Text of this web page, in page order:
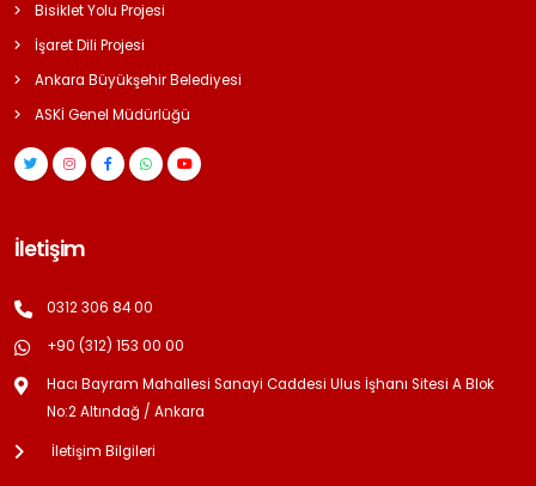
Bisiklet Yolu Projesi
İşaret Dili Projesi
Ankara Büyükşehir Belediyesi
ASKİ Genel Müdürlüğü
İletişim
0312 306 84 00
+90 (312) 153 00 00
Hacı Bayram Mahallesi Sanayi Caddesi Ulus İşhanı Sitesi A Blok
No:2 Altındağ / Ankara
İletişim Bilgileri